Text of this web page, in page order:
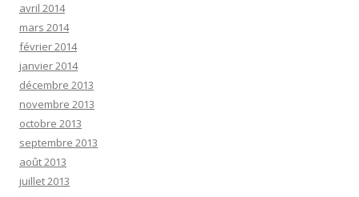
avril 2014
mars 2014
février 2014
janvier 2014
décembre 2013
novembre 2013
octobre 2013
septembre 2013
août 2013
juillet 2013